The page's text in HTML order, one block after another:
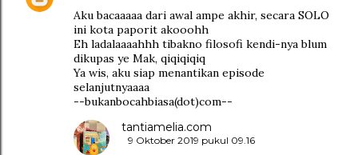
Aku bacaaaaa dari awal ampe akhir, secara SOLO
ini kota paporit akooohh
Eh ladalaaaahhh tibakno filosofi kendi-nya blum
dikupas ye Mak, qiqiqiqiq
Ya wis, aku siap menantikan episode
selanjutnyaaaa
--bukanbocahbiasa(dot)com--
tantiamelia.com
9 Oktober 2019 pukul 09.16